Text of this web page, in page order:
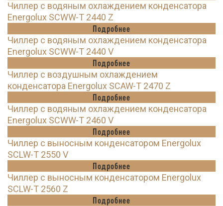
Чиллер с водяным охлаждением конденсатора
Energolux SCWW-T 2440 Z
Подробнее
Чиллер с водяным охлаждением конденсатора
Energolux SCWW-T 2440 V
Подробнее
Чиллер с воздушным охлаждением
конденсатора Energolux SCAW-T 2470 Z
Подробнее
Чиллер с водяным охлаждением конденсатора
Energolux SCWW-T 2460 V
Подробнее
Чиллер с выносным конденсатором Energolux
SCLW-T 2550 V
Подробнее
Чиллер с выносным конденсатором Energolux
SCLW-T 2560 Z
Подробнее